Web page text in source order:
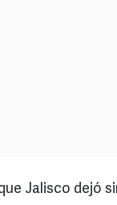
Jalisco dejó